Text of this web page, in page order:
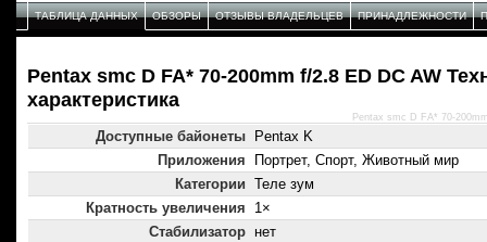
ТАБЛИЦА ДАННЫХ ОБЗОРЫ ОТЗЫВЫ ВЛАДЕЛЬЦЕВ ПРИНАДЛЕЖНОСТИ
Pentax smc D FA* 70-200mm f/2.8 ED DC AW
характеристика
Доступные байонеты
Pentax K
Приложения
Портрет, Спорт, Животный мир
Категории Теле зум
Кратность увеличения
1×
Стабилизатор нет
Pentax smc D FA* 70-